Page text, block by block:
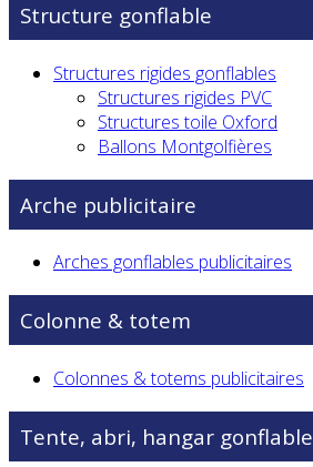
Structure gonflable
Structures rigides gonflables
Structures rigides PVC
Structures toile Oxford
Ballons Montgolfières
Arche publicitaire
Arches gonflables publicitaires
Colonne & totem
Colonnes & totems publicitaires
Tente, abri, hangar gonflable